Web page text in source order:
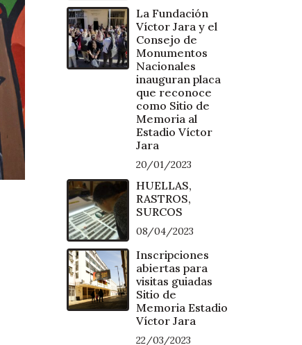
La Fundación
Víctor Jara y el
Consejo de
Monumentos
Nacionales
inauguran placa
que reconoce
como Sitio de
Memoria al
Estadio Víctor
Jara
20/01/2023
HUELLAS,
RASTROS,
SURCOS
08/04/2023
Inscripciones
abiertas para
visitas guiadas
Sitio de
Memoria Estadio
Víctor Jara
22/03/2023